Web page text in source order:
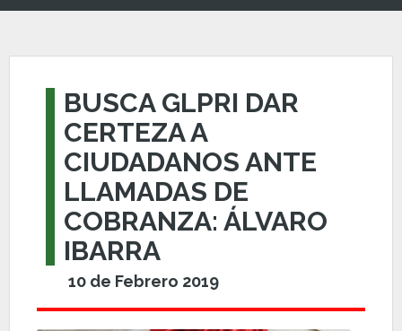
BUSCA GLPRI DAR
CERTEZA A
CIUDADANOS ANTE
LLAMADAS DE
COBRANZA: ÁLVARO
IBARRA
10 de Febrero 2019